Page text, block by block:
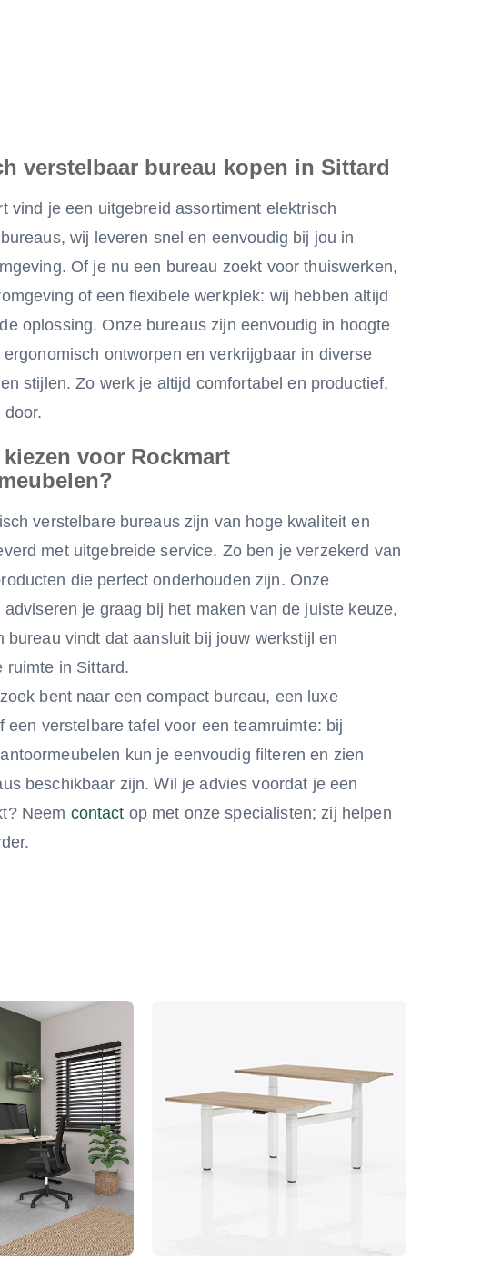
verstelbaar bureau kopen in Sittard
vind je een uitgebreid assortiment elektrisch
wij leveren snel en eenvoudig bij jou in
Of je nu een bureau zoekt voor thuiswerken,
of een flexibele werkplek: wij hebben altijd
oplossing. Onze bureaus zijn eenvoudig in hoogte
ontworpen en verkrijgbaar in diverse
stijlen. Zo werk je altijd comfortabel en productief,
kiezen voor Rockmart
verstelbare bureaus zijn van hoge kwaliteit en
met uitgebreide service. Zo ben je verzekerd van
die perfect onderhouden zijn. Onze
je graag bij het maken van de juiste keuze,
bureau vindt dat aansluit bij jouw werkstijl en
ruimte in Sittard.
bent naar een compact bureau, een luxe
een verstelbare tafel voor een teamruimte: bij
kun je eenvoudig filteren en zien
beschikbaar zijn. Wil je advies voordat je een
Neem contact op met onze specialisten; zij helpen